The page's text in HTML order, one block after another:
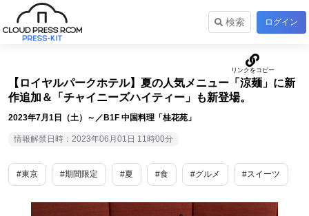
検索 ログイン
【ロイヤルパークホテル】夏の人気メニュー「涼麺」に新
作追加＆「チャイニーズハイティー」も新登場。
2023年7月1日（土）～／B1F 中国料理「桂花苑」
情報解禁日時：2023年06月01日 11時00分
#東京 #期間限定 #夏 #食 #グルメ #スイーツ